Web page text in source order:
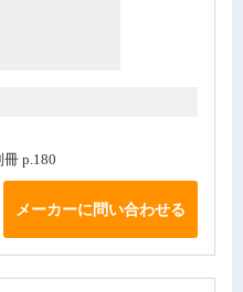
p.180
メーカーに問い合わせる